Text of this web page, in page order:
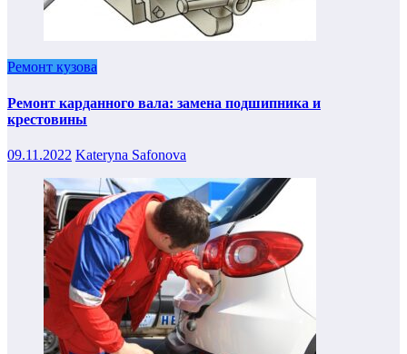
Ремонт кузова
Ремонт карданного вала: замена подшипника и
крестовины
09.11.2022 Kateryna Safonova